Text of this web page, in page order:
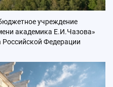
учреждение
академика Е.И.Чазова»
Федерации